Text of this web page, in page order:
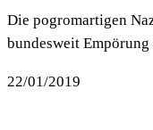
Die pogromartigen
bundesweit
22/01/2019